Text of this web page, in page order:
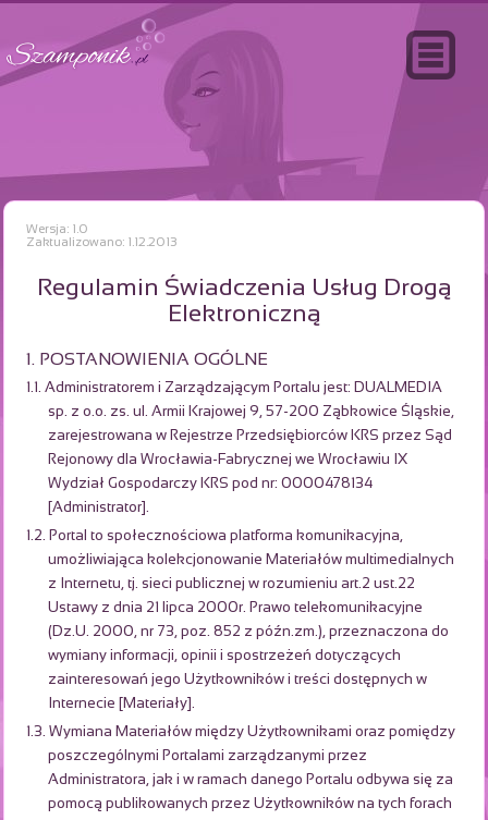
Wersja: 1.0
Zaktualizowano: 1.12.2013
Regulamin Świadczenia Usług Drogą
Elektroniczną
1. POSTANOWIENIA OGÓLNE
1.1. Administratorem i Zarządzającym Portalu jest: DUALMEDIA
sp. z o.o. zs. ul. Armii Krajowej 9, 57-200 Ząbkowice Śląskie,
zarejestrowana w Rejestrze Przedsiębiorców KRS przez Sąd
Rejonowy dla Wrocławia-Fabrycznej we Wrocławiu IX
Wydział Gospodarczy KRS pod nr: 0000478134
[Administrator].
1.2. Portal to społecznościowa platforma komunikacyjna,
umożliwiająca kolekcjonowanie Materiałów multimedialnych
z Internetu, tj. sieci publicznej w rozumieniu art.2 ust.22
Ustawy z dnia 21 lipca 2000r. Prawo telekomunikacyjne
(Dz.U. 2000, nr 73, poz. 852 z późn.zm.), przeznaczona do
wymiany informacji, opinii i spostrzeżeń dotyczących
zainteresowań jego Użytkowników i treści dostępnych w
Internecie [Materiały].
1.3. Wymiana Materiałów między Użytkownikami oraz pomiędzy
poszczególnymi Portalami zarządzanymi przez
Administratora, jak i w ramach danego Portalu odbywa się za
pomocą publikowanych przez Użytkowników na tych forach